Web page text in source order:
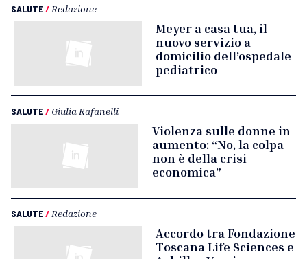
SALUTE/ Redazione
Meyer a casa tua, il
nuovo servizio a
domicilio dell’ospedale
pediatrico
SALUTE/ Giulia Rafanelli
Violenza sulle donne in
aumento: “No, la colpa
non è della crisi
economica”
SALUTE/ Redazione
Accordo tra Fondazione
Toscana Life Sciences e